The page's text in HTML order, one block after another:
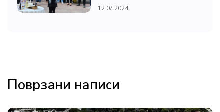
12.07.2024
Поврзани написи